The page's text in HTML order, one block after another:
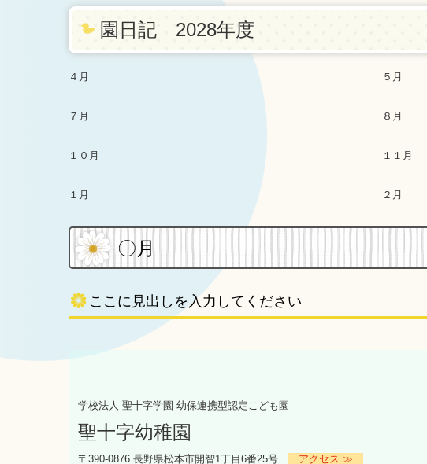
園日記 2028年度
４月 ５月
７月 ８月
１０月 １１月
１月 ２月
〇月
ここに見出しを入力してください
学校法人 聖十字学園 幼保連携型認定こども園
聖十字幼稚園
〒390-0876 長野県松本市開智1丁目6番25号 アクセス ≫